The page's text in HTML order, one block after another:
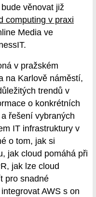
věnovat již
computing v praxi
Media ve
v pražském
na Karlově náměstí,
trendů v
o konkrétních
řešení vybraných
IT infrastruktury v
o tom, jak si
jak cloud pomáhá při
jak lze cloud
pro snadné
AWS s on